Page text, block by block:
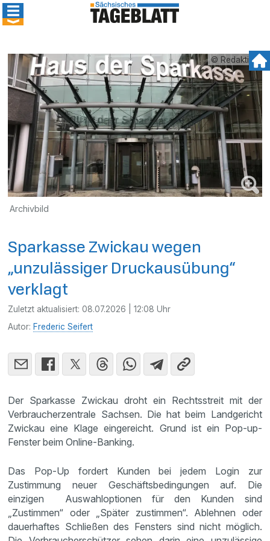
© Redaktion
Archivbild
Sparkasse Zwickau wegen
„unzulässiger Druckausübung“
verklagt
Zuletzt aktualisiert:08.07.2026 | 12:08 Uhr
Autor: Frederic Seifert
Der Sparkasse Zwickau droht ein Rechtsstreit mit der
Verbraucherzentrale Sachsen. Die hat beim Landgericht
Zwickau eine Klage eingereicht. Grund ist ein Pop-up-
Fenster beim Online-Banking.
Das Pop-Up fordert Kunden bei jedem Login zur
Zustimmung neuer Geschäftsbedingungen auf. Die
einzigen Auswahloptionen für den Kunden sind
„Zustimmen“ oder „Später zustimmen“. Ablehnen oder
dauerhaftes Schließen des Fensters sind nicht möglich.